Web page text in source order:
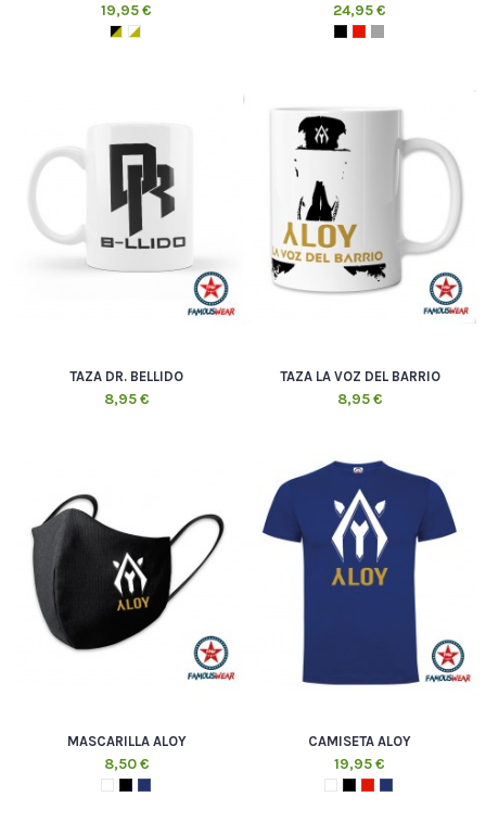
19,95 € 24,95 €
TAZA DR. BELLIDO
8,95 €
TAZA LA VOZ DEL BARRIO
8,95 €
MASCARILLA ALOY
8,50 €
CAMISETA ALOY
19,95 €